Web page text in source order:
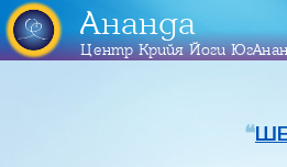
Ананда
Центр Крийя Йоги
❝